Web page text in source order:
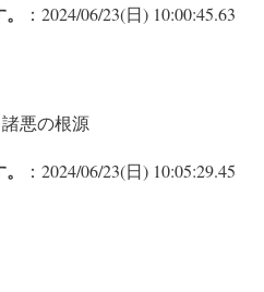
：2024/06/23(日) 10:00:45.63
悪の根源
：2024/06/23(日) 10:05:29.45